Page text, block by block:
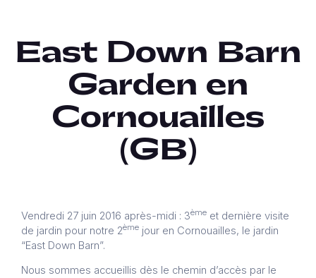
East Down Barn
Garden en
Cornouailles
(GB)
Vendredi 27 juin 2016 après-midi : 3ème et dernière visite
de jardin pour notre 2ème jour en Cornouailles, le jardin
“East Down Barn”.
Nous sommes accueillis dès le chemin d’accès par le